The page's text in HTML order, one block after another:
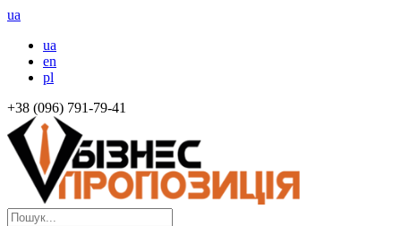
ua
ua
en
pl
+38 (096) 791-79-41